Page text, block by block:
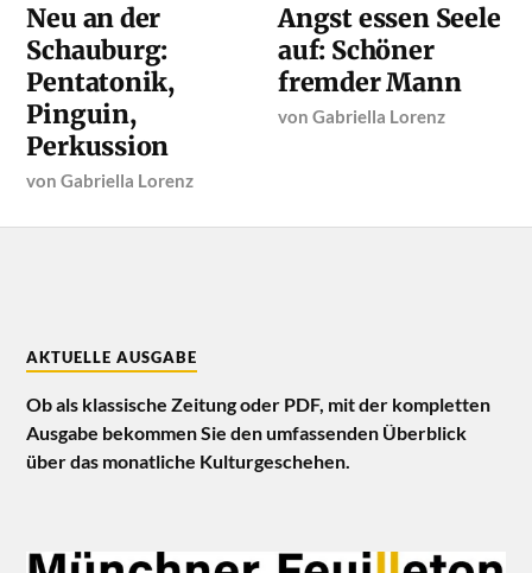
Neu an der
Schauburg:
Pentatonik,
Pinguin,
Perkussion
vonGabriella Lorenz
Angst essen Seele
auf: Schöner
fremder Mann
vonGabriella Lorenz
AKTUELLE AUSGABE
Ob als klassische Zeitung oder PDF, mit der kompletten
Ausgabe bekommen Sie den umfassenden Überblick
über das monatliche Kulturgeschehen.